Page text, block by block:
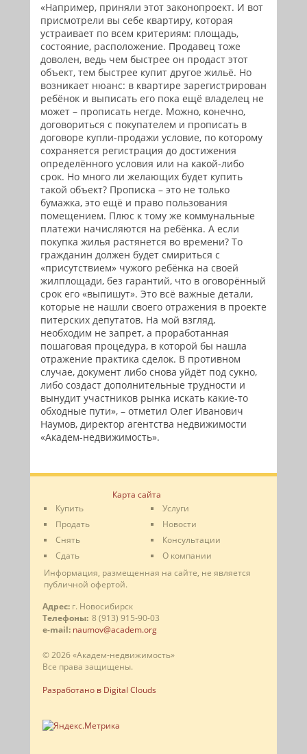
«Например, приняли этот законопроект. И вот
присмотрели вы себе квартиру, которая
устраивает по всем критериям: площадь,
состояние, расположение. Продавец тоже
доволен, ведь чем быстрее он продаст этот
объект, тем быстрее купит другое жильё. Но
возникает нюанс: в квартире зарегистрирован
ребёнок и выписать его пока ещё владелец не
может – прописать негде. Можно, конечно,
договориться с покупателем и прописать в
договоре купли-продажи условие, по которому
сохраняется регистрация до достижения
определённого условия или на какой-либо
срок. Но много ли желающих будет купить
такой объект? Прописка – это не только
бумажка, это ещё и право пользования
помещением. Плюс к тому же коммунальные
платежи начисляются на ребёнка. А если
покупка жилья растянется во времени? То
гражданин должен будет смириться с
«присутствием» чужого ребёнка на своей
жилплощади, без гарантий, что в оговорённый
срок его «выпишут». Это всё важные детали,
которые не нашли своего отражения в проекте
питерских депутатов. На мой взгляд,
необходим не запрет, а проработанная
пошаговая процедура, в которой бы нашла
отражение практика сделок. В противном
случае, документ либо снова уйдёт под сукно,
либо создаст дополнительные трудности и
вынудит участников рынка искать какие-то
обходные пути», – отметил Олег Иванович
Наумов, директор агентства недвижимости
«Академ-недвижимость».
Карта сайта
Купить
Продать
Снять
Сдать
Услуги
Новости
Консультации
О компании
Информация, размещенная на сайте, не является
публичной офертой.
Адрес: г. Новосибирск
Телефоны: 8 (913) 915-90-03
e-mail: naumov@academ.org
© 2026 «Академ-недвижимость»
Все права защищены.
Разработано в Digital Clouds